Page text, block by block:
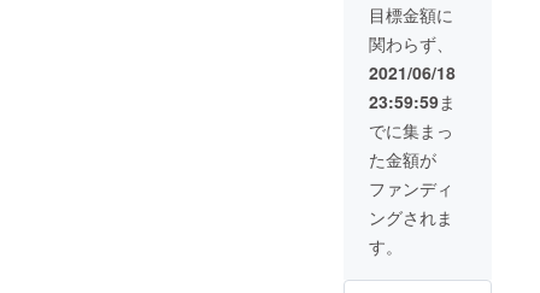
目標金額に
関わらず、
2021/06/18
23:59:59ま
でに集まっ
た金額が
ファンディ
ングされま
す。